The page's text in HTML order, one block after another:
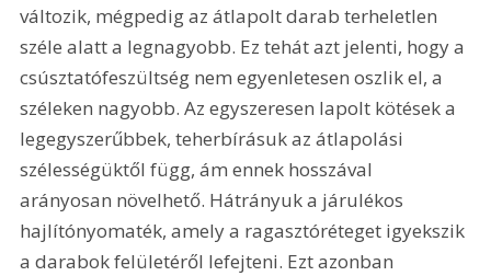
változik, mégpedig az átlapolt darab terheletlen
széle alatt a legnagyobb. Ez tehát azt jelenti, hogy a
csúsztatófeszültség nem egyenletesen oszlik el, a
széleken nagyobb. Az egyszeresen lapolt kötések a
legegyszerűbbek, teherbírásuk az átlapolási
szélességüktől függ, ám ennek hosszával
arányosan növelhető. Hátrányuk a járulékos
hajlítónyomaték, amely a ragasztóréteget igyekszik
a darabok felületéről lefejteni. Ezt azonban